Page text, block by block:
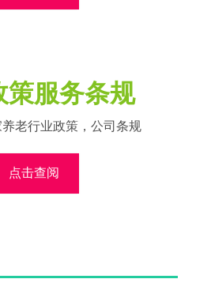
策服务条规
老行业政策，公司条规
点击查阅